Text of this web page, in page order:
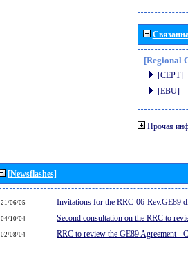
[Regional
[CEPT]
[EBU]
Прочая
[Newsflashes]
21/06/05 Invitations for the RRC-06-Rev.GE89
04/10/04 Second consultation on the RRC to
02/08/04 RRC to review the GE89 Agreement -